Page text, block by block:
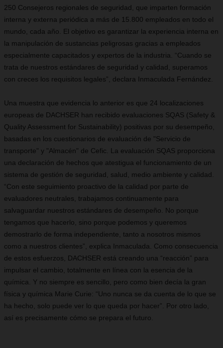
250 Consejeros regionales de seguridad, que imparten formación
interna y externa periódica a más de 15.800 empleados en todo el
mundo, cada año. El objetivo es garantizar la experiencia interna en
la manipulación de sustancias peligrosas gracias a empleados
especialmente capacitados y expertos de la industria. “Cuando se
trata de nuestros estándares de seguridad y calidad, superamos
con creces los requisitos legales”, declara Inmaculada Fernández.
Una muestra que evidencia lo anterior es que 24 localizaciones
europeas de DACHSER han recibido evaluaciones SQAS (Safety &
Quality Assessment for Sustainability) positivas por su desempeño,
basadas en los cuestionarios de evaluación de "Servicio de
transporte" y "Almacén" de Cefic. La evaluación SQAS proporciona
una declaración de hechos que atestigua el funcionamiento de un
sistema de gestión de seguridad, salud, medio ambiente y calidad.
“Con este seguimiento proactivo de la calidad por parte de
evaluadores neutrales, trabajamos continuamente para
salvaguardar nuestros estándares de desempeño. No porque
tengamos que hacerlo, sino porque podemos y queremos
demostrarlo de forma independiente, tanto a nosotros mismos
como a nuestros clientes”, explica Inmaculada. Como consecuencia
de estos esfuerzos, DACHSER está creando una “reacción” para
impulsar el cambio, totalmente en línea con la esencia de la
química. Y no siempre es sencillo, pero como bien decía la gran
física y química Marie Curie: “Uno nunca se da cuenta de lo que se
ha hecho, solo puede ver lo que queda por hacer”. Por otro lado,
así es precisamente cómo se prepara el futuro.